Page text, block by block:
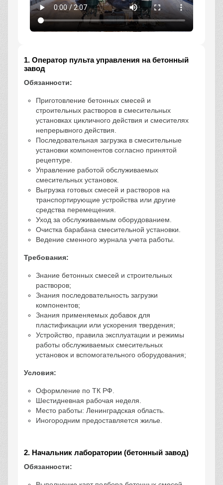
1. Оператор пульта управления на бетонный
завод
Обязанности:
Приготовление бетонных смесей и
строительных растворов в смесительных
установках цикличного действия и смесителях
непрерывного действия.
Последовательная загрузка в смесительные
установки компонентов согласно принятой
рецептуре.
Управление работой обслуживаемых
смесительных установок.
Выгрузка готовых смесей и растворов на
транспортирующие устройства или другие
средства перемещения.
Уход за обслуживаемым оборудованием.
Очистка барабана смесительной установки.
Ведение сменного журнала учета работы.
Требования:
Знание бетонных смесей и строительных
растворов;
Знания последовательность загрузки
компонентов;
Знания применяемых добавок для
пластификации или ускорения твердения;
Устройство, правила эксплуатации и режимы
работы обслуживаемых смесительных
установок и вспомогательного оборудования;
Условия:
Оформление по ТК РФ.
Шестидневная рабочая неделя.
Место работы: Ленинградская область.
Иногородним предоставляется жилье.
2. Начальник лаборатории (бетонный завод)
Обязанности: